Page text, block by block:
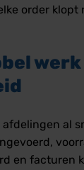
order klopt
werk
al
en facturen